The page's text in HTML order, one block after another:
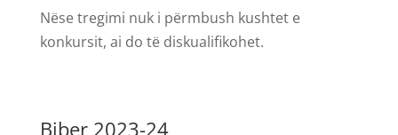
Nëse tregimi nuk i përmbush kushtet e
konkursit, ai do të diskualifikohet.
Biber 2023-24